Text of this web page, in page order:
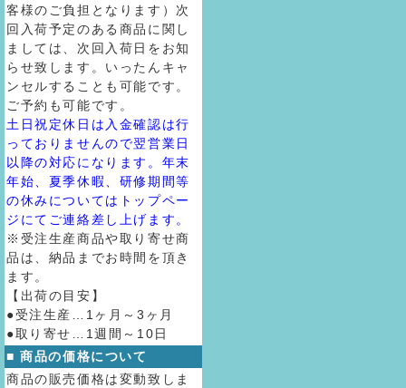
客様のご負担となります）次
回入荷予定のある商品に関し
ましては、次回入荷日をお知
らせ致します。いったんキャ
ンセルすることも可能です。
ご予約も可能です。
土日祝定休日は入金確認は行
っておりませんので翌営業日
以降の対応になります。年末
年始、夏季休暇、研修期間等
の休みについてはトップペー
ジにてご連絡差し上げます。
※受注生産商品や取り寄せ商
品は、納品までお時間を頂き
ます。
【出荷の目安】
●受注生産…1ヶ月～3ヶ月
●取り寄せ…1週間～10日
■ 商品の価格について
商品の販売価格は変動致しま